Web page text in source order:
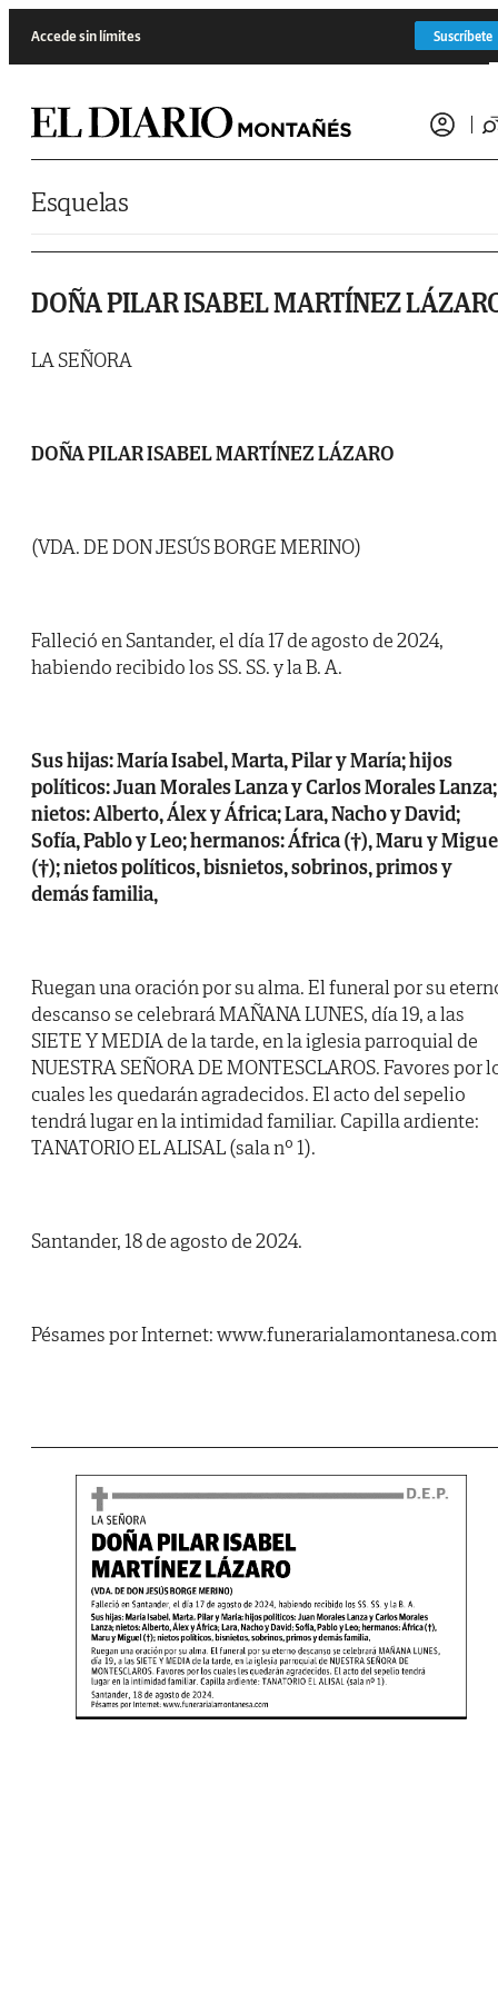
Accede sin límites Suscríbete
Esquelas
DOÑA PILAR ISABEL MARTÍNEZ
LA SEÑORA
DOÑA PILAR ISABEL MARTÍNEZ LÁZARO
(VDA. DE DON JESÚS BORGE MERINO)
Falleció en Santander, el día 17 de agosto de 2024,
habiendo recibido los SS. SS. y la B. A.
Sus hijas: María Isabel, Marta, Pilar y María; hijos
políticos: Juan Morales Lanza y Carlos Morales Lanza;
nietos: Alberto, Álex y África; Lara, Nacho y David;
Sofía, Pablo y Leo; hermanos: África (†), Maru y
(†); nietos políticos, bisnietos, sobrinos, primos y
demás familia,
Ruegan una oración por su alma. El funeral por su
descanso se celebrará MAÑANA LUNES, día 19, a las
SIETE Y MEDIA de la tarde, en la iglesia parroquial de
NUESTRA SEÑORA DE MONTESCLAROS. Favores por
cuales les quedarán agradecidos. El acto del sepelio
tendrá lugar en la intimidad familiar. Capilla ardiente:
TANATORIO EL ALISAL (sala nº 1).
Santander, 18 de agosto de 2024.
Pésames por Internet: www.funerarialamontanesa.com